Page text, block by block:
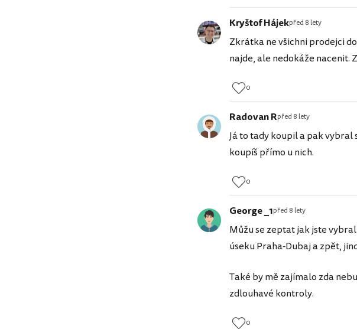
Kryštof Hájekpřed 8 lety
Zkrátka ne všichni prodejci
najde, ale nedokáže nacenit.
0
Radovan Rpřed 8 lety
Já to tady koupil a pak vybral
koupíš přímo u nich.
0
George _1před 8 lety
Můžu se zeptat jak jste
úseku Praha-Dubaj a zpět,
Také by mě zajímalo zda
zdlouhavé kontroly.
0